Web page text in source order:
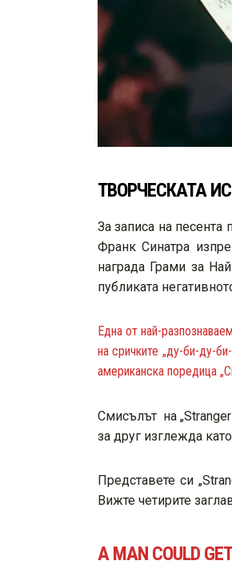
ТВОРЧЕСКАТА
За записа на
Франк Синатра
награда Грами за
публиката
Една от най-
на сричките „ду-би-ду-
американска поредица
Смисълът на
за друг изглежда
Представете си
Вижте четирите
А MAN COULD